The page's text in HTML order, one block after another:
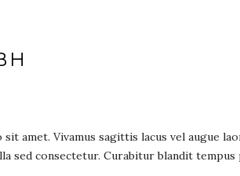
amet. Vivamus sagittis lacus vel augue
sed consectetur. Curabitur blandit